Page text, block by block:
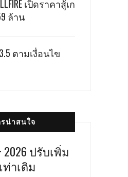
เปิดราคาสู้เก
ล้าน
ตามเงื่อนไข
น่าสนใจ
2026 ปรับเพิ่ม
าเดิม